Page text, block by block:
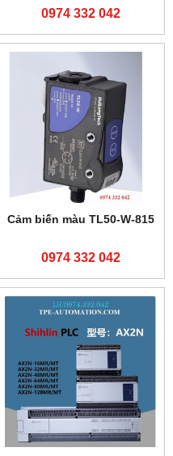
0974 332 042
Cảm biến màu TL50-W-815
0974 332 042